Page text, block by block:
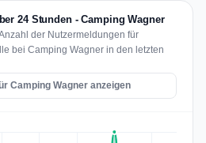
24 Stunden - Camping Wagner
der Nutzermeldungen für
bei Camping Wagner in den letzten
Camping Wagner anzeigen